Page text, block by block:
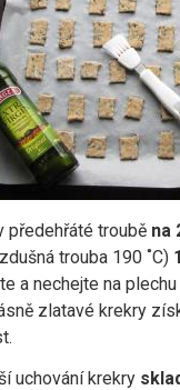
předehřáté troubě na
trouba 190 ˚C)
a nechejte na
zlatavé krekry
uchování krekry